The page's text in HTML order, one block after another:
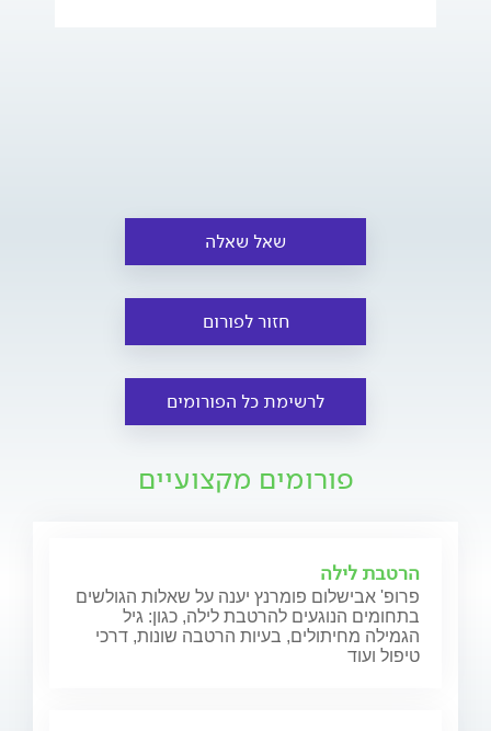
שאל שאלה
חזור לפורום
לרשימת כל הפורומים
פורומים מקצועיים
הרטבת לילה
פרופ' אבישלום פומרנץ יענה על שאלות הגולשים
בתחומים הנוגעים להרטבת לילה, כגון: גיל
הגמילה מחיתולים, בעיות הרטבה שונות, דרכי
טיפול ועוד